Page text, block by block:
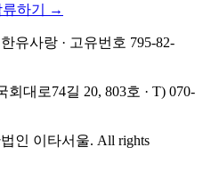
류하기 →
유사랑 · 고유번호 795-82-
대로74길 20, 803호 · T) 070-
인 이타서울. All rights